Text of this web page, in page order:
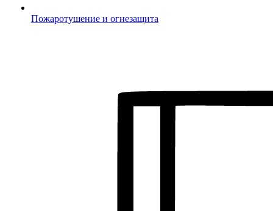
Пожаротушение и огнезащита